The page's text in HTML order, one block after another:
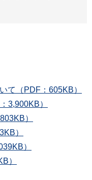
て（PDF：605KB）
3,900KB）
）
）
）
）